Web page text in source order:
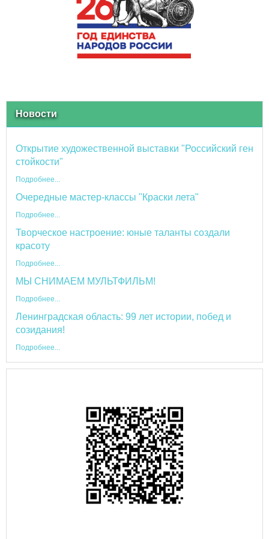
Новости
Открытие художественной выставки "Российский ген
стойкости"
Подробнее...
Очередные мастер-классы "Краски лета"
Подробнее...
Творческое настроение: юные таланты создали
красоту
Подробнее...
МЫ СНИМАЕМ МУЛЬТФИЛЬМ!
Подробнее...
Ленинградская область: 99 лет истории, побед и
созидания!
Подробнее...